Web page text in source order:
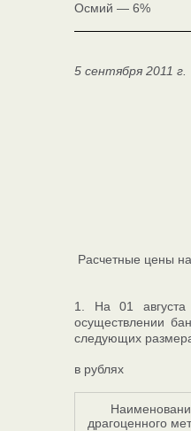
Осмий — 6%
5 сентября 2011 г.
Расчетные цены
1. На 01 августа
осуществлении
следующих
в рублях
драгоценного